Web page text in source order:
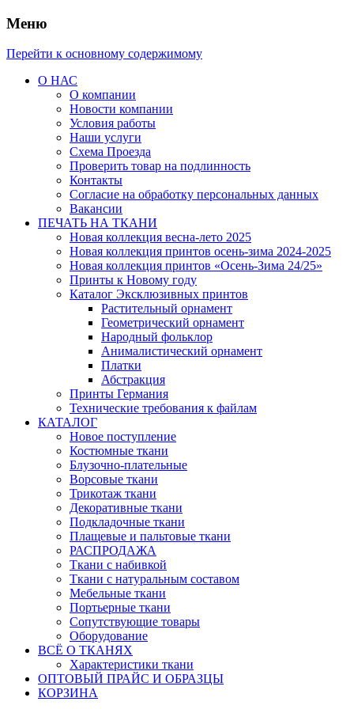
Меню
Перейти к основному содержимому
О НАС
О компании
Новости компании
Условия работы
Наши услуги
Схема Проезда
Проверить товар на подлинность
Контакты
Согласие на обработку персональных данных
Вакансии
ПЕЧАТЬ НА ТКАНИ
Новая коллекция весна-лето 2025
Новая коллекция принтов осень-зима 2024-2025
Новая коллекция принтов «Осень-Зима 24/25»
Принты к Новому году
Каталог Эксклюзивных принтов
Растительный орнамент
Геометрический орнамент
Народный фольклор
Анималистический орнамент
Платки
Абстракция
Принты Германия
Технические требования к файлам
КАТАЛОГ
Новое поступление
Костюмные ткани
Блузочно-плательные
Ворсовые ткани
Трикотаж ткани
Декоративные ткани
Подкладочные ткани
Плащевые и пальтовые ткани
РАСПРОДАЖА
Ткани с набивкой
Ткани с натуральным составом
Мебельные ткани
Портьерные ткани
Сопутствующие товары
Оборудование
ВСЁ О ТКАНЯХ
Характеристики ткани
ОПТОВЫЙ ПРАЙС И ОБРАЗЦЫ
КОРЗИНА